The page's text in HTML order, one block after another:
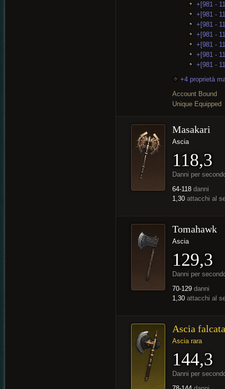
+[981 -
+[981 -
+[981 -
+[981 -
+[981 -
+[981 -
+[981 -
+4 proprietà
Account Bound
Unique Equipped
Masakari
Ascia
118,3
Danni per
64-118 danni
1,30 attacchi al
Tomahawk
Ascia
129,3
Danni per
70-129 danni
1,30 attacchi al
Ascia falcata
Ascia rara
144,3
Danni per